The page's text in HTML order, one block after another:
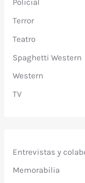
Policial
Terror
Teatro
Spaghetti Western
Western
TV
Entrevistas y
Memorabilia